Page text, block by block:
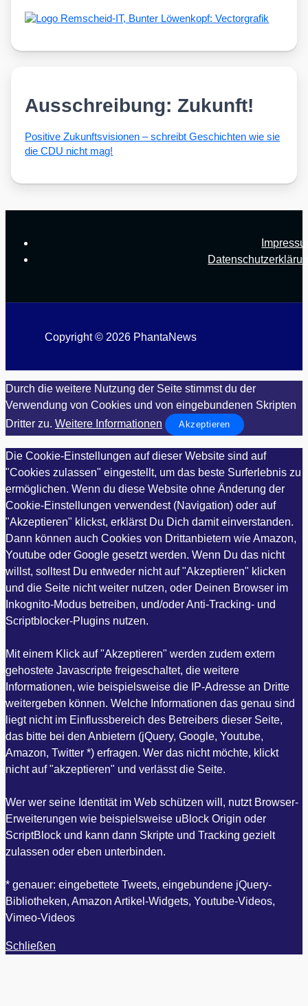
Ausschreibung: Zukunft!
Posi­ti­ve Zukunfts­vi­sio­nen – schreibt Geschich­ten wie sie
die CDU nicht mag!
Copyright © 2026 PhantaNews
Durch die weitere Nutzung der Seite stimmst du der
Verwendung von Cookies und von eingebundenen Skripten
Dritter zu. Weitere Informationen Akzeptieren
Die Cookie-Einstellungen auf dieser Website sind auf
"Cookies zulassen" eingestellt, um das beste Surferlebnis zu
ermöglichen. Wenn du diese Website ohne Änderung der
Cookie-Einstellungen verwendest (Navigation) oder auf
"Akzeptieren" klickst, erklärst Du Dich damit einverstanden.
Dann können auch Cookies von Drittanbietern wie Amazon,
Youtube oder Google gesetzt werden. Wenn Du das nicht
willst, solltest Du entweder nicht auf "Akzeptieren" klicken
und die Seite nicht weiter nutzen, oder Deinen Browser im
Inkognito-Modus betreiben, und/oder Anti-Tracking- und
Scriptblocker-Plugins nutzen.
Mit einem Klick auf "Akzeptieren" werden zudem extern
gehostete Javascripte freigeschaltet, die weitere
Informationen, wie beispielsweise die IP-Adresse an Dritte
weitergeben können. Welche Informationen das genau sind
liegt nicht im Einflussbereich des Betreibers dieser Seite,
das bitte bei den Anbietern (jQuery, Google, Youtube,
Amazon, Twitter *) erfragen. Wer das nicht möchte, klickt
nicht auf "akzeptieren" und verlässt die Seite.
Wer wer seine Identität im Web schützen will, nutzt Browser-
Erweiterungen wie beispielsweise uBlock Origin oder
ScriptBlock und kann dann Skripte und Tracking gezielt
zulassen oder eben unterbinden.
* genauer: eingebettete Tweets, eingebundene jQuery-
Bibliotheken, Amazon Artikel-Widgets, Youtube-Videos,
Vimeo-Videos
Schließen